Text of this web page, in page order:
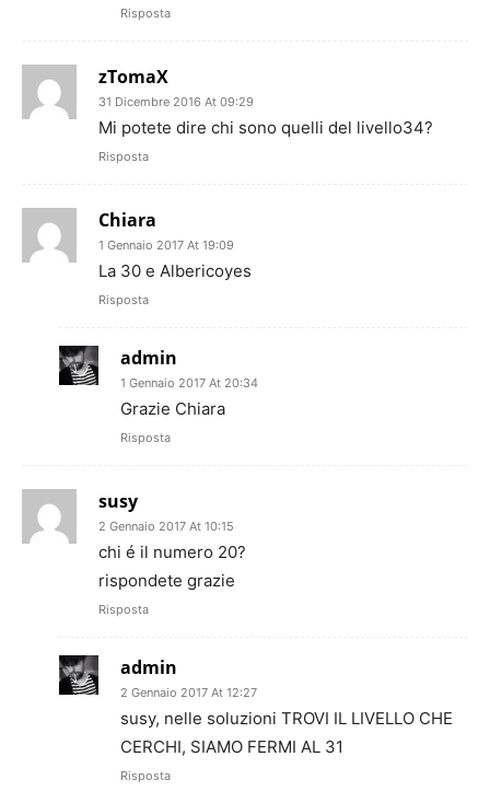
Risposta
zTomaX
31 Dicembre 2016 At 09:29
Mi potete dire chi sono quelli del livello34?
Risposta
Chiara
1 Gennaio 2017 At 19:09
La 30 e Albericoyes
Risposta
admin
1 Gennaio 2017 At 20:34
Grazie Chiara
Risposta
susy
2 Gennaio 2017 At 10:15
chi é il numero 20?
rispondete grazie
Risposta
admin
2 Gennaio 2017 At 12:27
susy, nelle soluzioni TROVI IL LIVELLO CHE
CERCHI, SIAMO FERMI AL 31
Risposta